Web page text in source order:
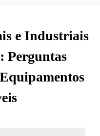
e Industriais
Perguntas